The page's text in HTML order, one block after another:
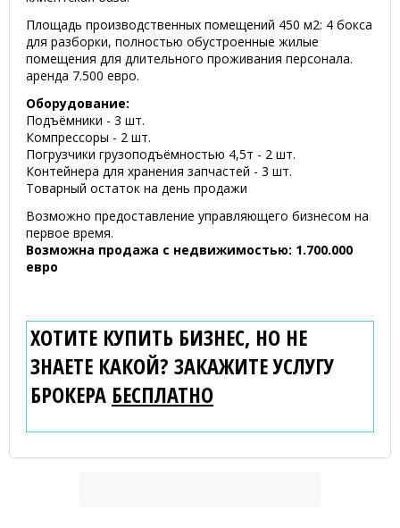
Площадь производственных помещений 450 м2: 4 бокса
для разборки, полностью обустроенные жилые
помещения для длительного проживания персонала.
аренда 7.500 евро.
Оборудование:
Подъёмники - 3 шт.
Компрессоры - 2 шт.
Погрузчики грузоподъёмностью 4,5т - 2 шт.
Контейнера для хранения запчастей - 3 шт.
Товарный остаток на день продажи
Возможно предоставление управляющего бизнесом на
первое время.
Возможна продажа с недвижимостью: 1.700.000
евро
ХОТИТЕ КУПИТЬ БИЗНЕС, НО НЕ
ЗНАЕТЕ КАКОЙ? ЗАКАЖИТЕ УСЛУГУ
БРОКЕРА БЕСПЛАТНО